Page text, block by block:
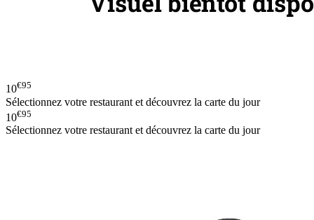
10€95
Sélectionnez votre restaurant et découvrez la carte du jour
10€95
Sélectionnez votre restaurant et découvrez la carte du jour